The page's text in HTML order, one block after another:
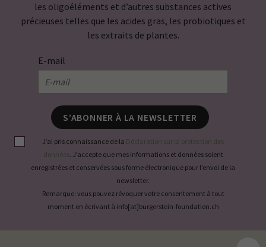
les oligoéléments et d’autres substances actives
précieuses telles que les acides gras, les probiotiques et
les extraits de plantes.
E-mail
S’ABONNER À LA NEWSLETTER
J’ai pris connaissance de la Déclaration sur la protection des
données. J’accepte que mes informations et données soient
enregistrées et conservées sous forme électronique pour l’envoi de la
newsletter.
Remarque: vous pouvez révoquer votre consentement à tout
moment en écrivant à info[at]burgerstein-foundation.ch